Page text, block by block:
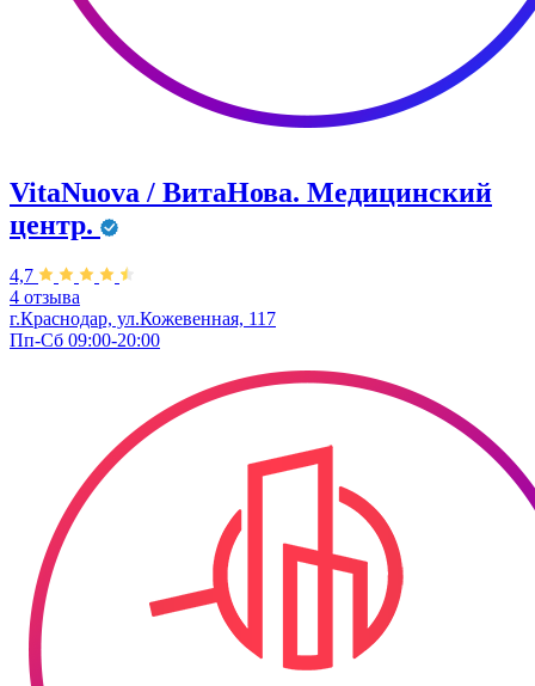
VitaNuova / ВитаНова. Медицинский
центр.
4,7
4 отзыва
г.Краснодар, ул.Кожевенная, 117
Пп-Сб 09:00-20:00